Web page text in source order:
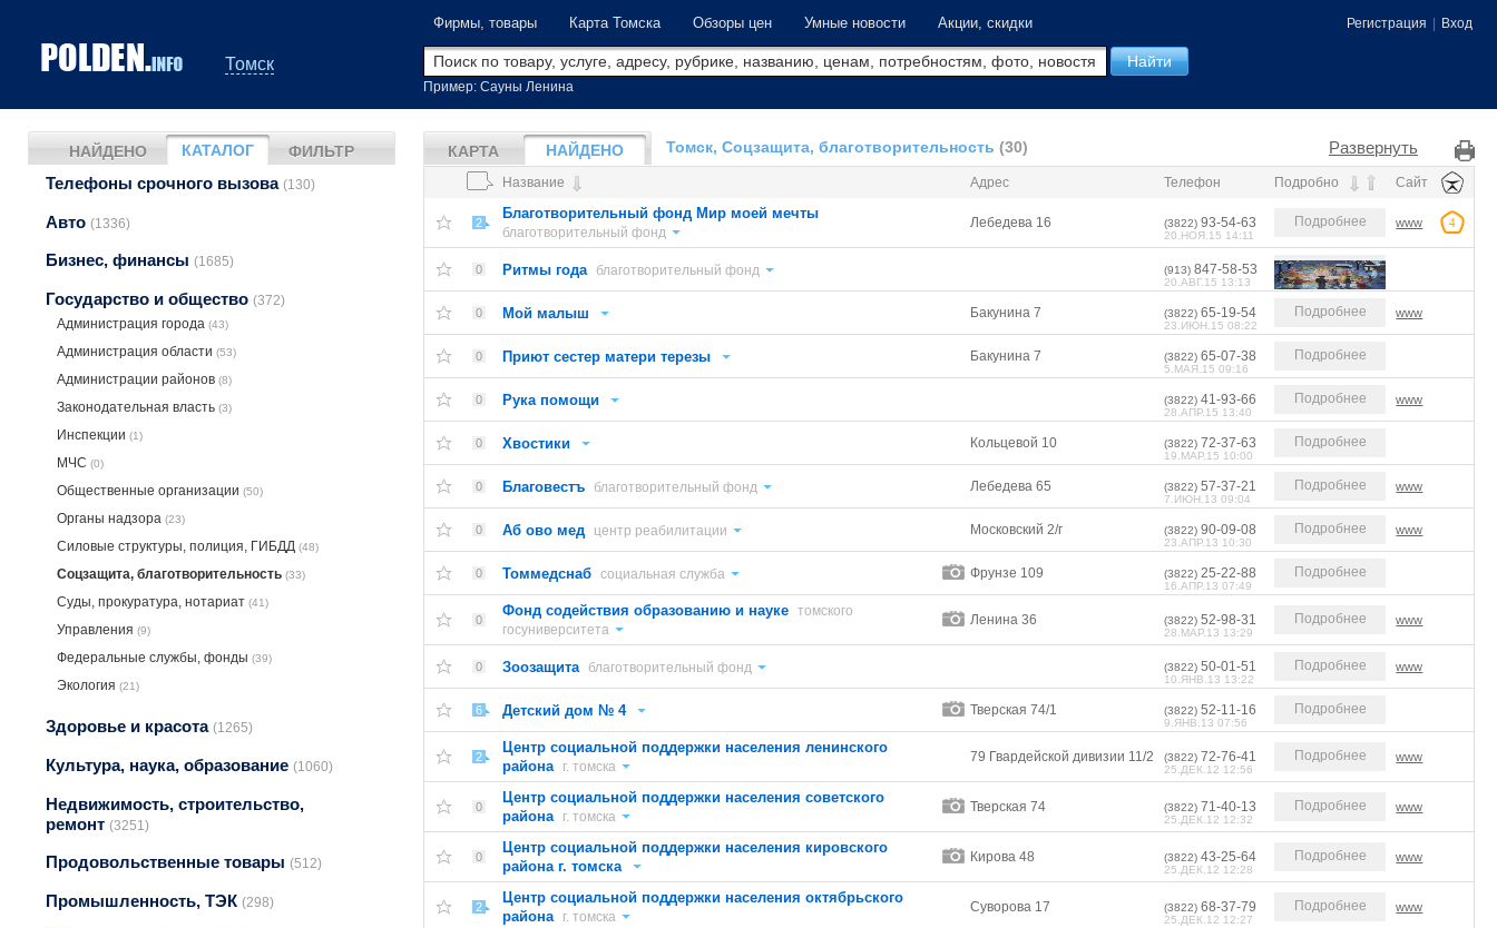
Томск
Регистрация Вход
Фирмы, товары Карта Томска Обзоры цен Умные новости Акции, скидки
Пример: Сауны Ленина
НАЙДЕНО КАТАЛОГ ФИЛЬТР
Телефоны срочного вызова (130)
Авто (1336)
Бизнес, финансы (1685)
Государство и общество (372)
Администрация города (43)
Администрация области (53)
Администрации районов (8)
Законодательная власть (3)
Инспекции (1)
МЧС (0)
Общественные организации (50)
Органы надзора (23)
Силовые структуры, полиция, ГИБДД (48)
Соцзащита, благотворительность (33)
Суды, прокуратура, нотариат (41)
Управления (9)
Федеральные службы, фонды (39)
Экология (21)
Здоровье и красота (1265)
Культура, наука, образование (1060)
Недвижимость, строительство,
ремонт (3251)
Продовольственные товары (512)
Промышленность, ТЭК (298)
Развернуть
КАРТА НАЙДЕНО Томск, Соцзащита, благотворительность (30)
Название Адрес Телефон Подробно Сайт
2
Благотворительный фонд Мир моей мечты
благотворительный фонд
Лебедева 16 (3822) 93-54-63
20.НОЯ.15 14:11
Подробнее www 4
0 Ритмы года благотворительный фонд (913) 847-58-53
20.АВГ.15 13:13
0 Мой малыш Бакунина 7 (3822) 65-19-54
23.ИЮН.15 08:22
Подробнее www
0 Приют сестер матери терезы Бакунина 7 (3822) 65-07-38
5.МАЯ.15 09:16
Подробнее
0 Рука помощи (3822) 41-93-66
28.АПР.15 13:40
Подробнее www
0 Хвостики Кольцевой 10 (3822) 72-37-63
19.МАР.15 10:00
Подробнее
0 Благовестъ благотворительный фонд Лебедева 65 (3822) 57-37-21
7.ИЮН.13 09:04
Подробнее www
0 Аб ово мед центр реабилитации Московский 2/г (3822) 90-09-08
23.АПР.13 10:30
Подробнее www
0 Томмедснаб социальная служба Фрунзе 109 (3822) 25-22-88
16.АПР.13 07:49
Подробнее
0
Фонд содействия образованию и науке томского
госуниверситета
Ленина 36 (3822) 52-98-31
28.МАР.13 13:29
Подробнее www
0 Зоозащита благотворительный фонд (3822) 50-01-51
10.ЯНВ.13 13:22
Подробнее www
6 Детский дом № 4 Тверская 74/1 (3822) 52-11-16
9.ЯНВ.13 07:56
Подробнее
2
Центр социальной поддержки населения ленинского
района
г. томска
79 Гвардейской дивизии 11/2 (3822) 72-76-41
25.ДЕК.12 12:56
Подробнее www
0
Центр социальной поддержки населения советского
района
г. томска
Тверская 74 (3822) 71-40-13
25.ДЕК.12 12:32
Подробнее www
0
Центр социальной поддержки населения кировского
района г. томска
Кирова 48 (3822) 43-25-64
25.ДЕК.12 12:28
Подробнее www
2
Центр социальной поддержки населения октябрьского
района
г. томска
Суворова 17 (3822) 68-37-79
25.ДЕК.12 12:27
Подробнее www